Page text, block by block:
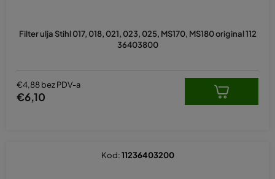
Filter ulja Stihl 017, 018, 021, 023, 025, MS170, MS180 original 112
36403800
€4,88 bez PDV-a
€6,10
Kod:11236403200